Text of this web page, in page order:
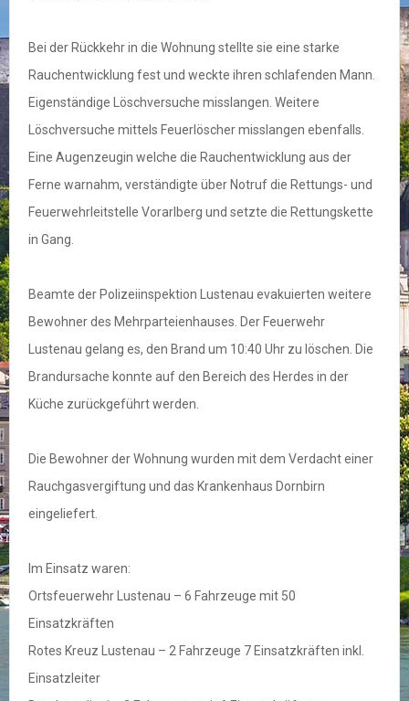
Bei der Rückkehr in die Wohnung stellte sie eine starke
Rauchentwicklung fest und weckte ihren schlafenden Mann.
Eigenständige Löschversuche misslangen. Weitere
Löschversuche mittels Feuerlöscher misslangen ebenfalls.
Eine Augenzeugin welche die Rauchentwicklung aus der
Ferne warnahm, verständigte über Notruf die Rettungs- und
Feuerwehrleitstelle Vorarlberg und setzte die Rettungskette
in Gang.
Beamte der Polizeiinspektion Lustenau evakuierten weitere
Bewohner des Mehrparteienhauses. Der Feuerwehr
Lustenau gelang es, den Brand um 10:40 Uhr zu löschen. Die
Brandursache konnte auf den Bereich des Herdes in der
Küche zurückgeführt werden.
Die Bewohner der Wohnung wurden mit dem Verdacht einer
Rauchgasvergiftung und das Krankenhaus Dornbirn
eingeliefert.
Im Einsatz waren:
Ortsfeuerwehr Lustenau – 6 Fahrzeuge mit 50
Einsatzkräften
Rotes Kreuz Lustenau – 2 Fahrzeuge 7 Einsatzkräften inkl.
Einsatzleiter